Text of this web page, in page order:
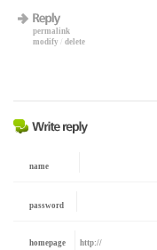
permalink
modify
delete
name
password
homepage